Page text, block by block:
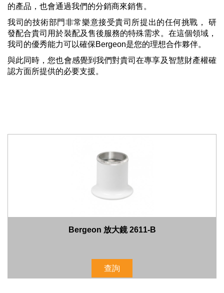
的產品，也會通過我們的分銷商來銷售。
我司的技術部門非常樂意接受貴司所提出的任何挑戰， 研
發配合貴司用於裝配及售後服務的特殊需求。在這個領域，
我司的優秀能力可以確保Bergeon是您的理想合作夥伴。
與此同時，您也會感覺到我們對貴司在專享及智慧財產權確
認方面所提供的必要支援。
Bergeon 放大鏡 2611-B
查詢